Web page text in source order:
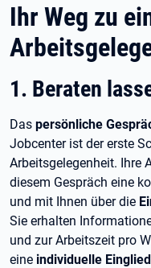
Ihr Weg zu
1. Beraten
Das persönliche
Jobcenter ist der erste
Arbeitsgelegenheit. Ihre
diesem Gespräch eine
und mit Ihnen über die
Sie erhalten
und zur Arbeitszeit pro
eine individuelle